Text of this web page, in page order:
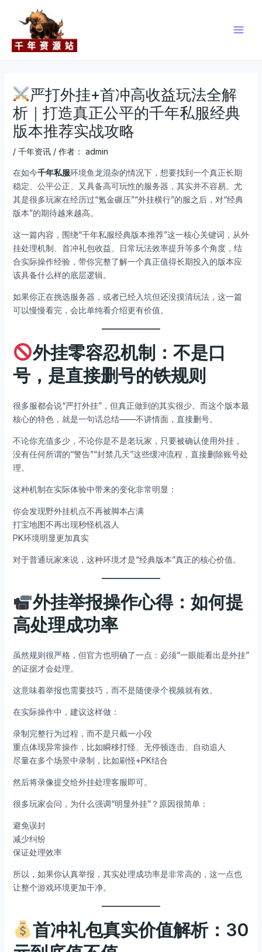
严打外挂+首冲高收益玩法全解
析｜打造真正公平的千年私服经典
版本推荐实战攻略
/ 千年资讯/ 作者： admin
在如今千年私服环境鱼龙混杂的情况下，想要找到一个真正长期
稳定、公平公正、又具备高可玩性的服务器，其实并不容易。尤
其是很多玩家在经历过“氪金碾压”“外挂横行”的服之后，对“经典
版本”的期待越来越高。
这一篇内容，围绕“千年私服经典版本推荐”这一核心关键词，从外
挂处理机制、首冲礼包收益、日常玩法效率提升等多个角度，结
合实际操作经验，带你完整了解一个真正值得长期投入的版本应
该具备什么样的底层逻辑。
如果你正在挑选服务器，或者已经入坑但还没摸清玩法，这一篇
可以慢慢看完，会比单纯看介绍更有价值。
外挂零容忍机制：不是口
号，是直接删号的铁规则
很多服都会说“严打外挂”，但真正做到的其实很少。而这个版本最
核心的特色，就是一句话总结——不讲情面，直接删号。
不论你充值多少，不论你是不是老玩家，只要被确认使用外挂，
没有任何所谓的“警告”“封禁几天”这些缓冲流程，直接删除账号处
理。
这种机制在实际体验中带来的变化非常明显：
你会发现野外挂机点不再被脚本占满
打宝地图不再出现秒怪机器人
PK环境明显更加真实
对于普通玩家来说，这种环境才是“经典版本”真正的核心价值。
外挂举报操作心得：如何提
高处理成功率
虽然规则很严格，但官方也明确了一点：必须“一眼能看出是外挂”
的证据才会处理。
这意味着举报也需要技巧，而不是随便录个视频就有效。
在实际操作中，建议这样做：
录制完整行为过程，而不是只截一小段
重点体现异常操作，比如瞬移打怪、无停顿连击、自动追人
尽量在多个场景中录制，比如刷怪+PK结合
然后将录像提交给外挂处理客服即可。
很多玩家会问，为什么强调“明显外挂”？原因很简单：
避免误封
减少纠纷
保证处理效率
所以，如果你认真举报，其实处理成功率是非常高的，这一点也
让整个游戏环境更加干净。
首冲礼包真实价值解析：30
navigation